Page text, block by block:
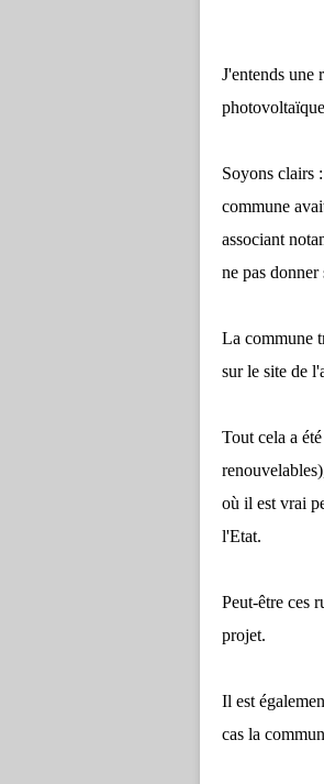
J'entends une
Soyons clairs
commune
associant
ne pas donner
La commune
sur le site de
Tout cela a
où il est vrai
l'Etat.
Peut-être ces
projet.
Il est
cas la